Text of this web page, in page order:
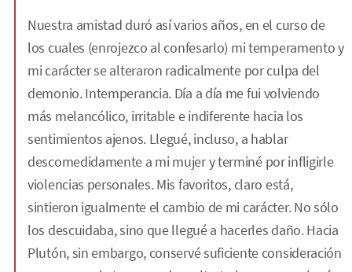
Nuestra amistad duró así varios años, en el curso de
los cuales (enrojezco al confesarlo) mi temperamento y
mi carácter se alteraron radicalmente por culpa del
demonio. Intemperancia. Día a día me fui volviendo
más melancólico, irritable e indiferente hacia los
sentimientos ajenos. Llegué, incluso, a hablar
descomedidamente a mi mujer y terminé por infligirle
violencias personales. Mis favoritos, claro está,
sintieron igualmente el cambio de mi carácter. No sólo
los descuidaba, sino que llegué a hacerles daño. Hacia
Plutón, sin embargo, conservé suficiente consideración